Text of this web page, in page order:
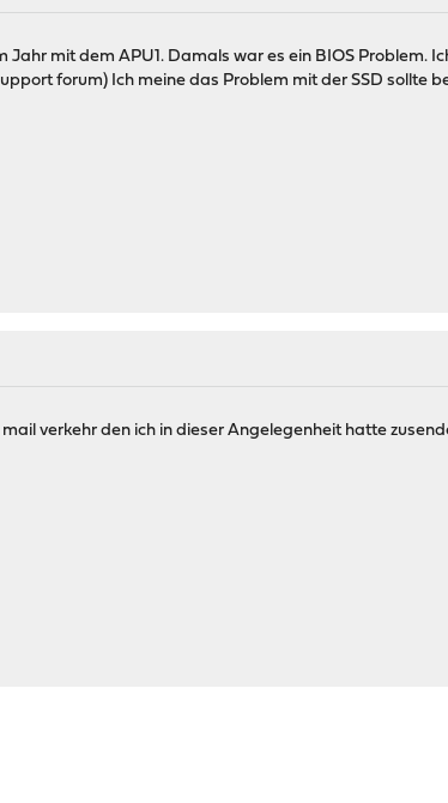
mit dem APU1. Damals war es ein BIOS Problem.
forum) Ich meine das Problem mit der SSD sollte
verkehr den ich in dieser Angelegenheit hatte